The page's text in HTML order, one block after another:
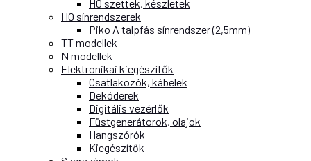
H0 szettek, készletek
H0 sínrendszerek
Piko A talpfás sínrendszer (2,5mm)
TT modellek
N modellek
Elektronikai kiegészítők
Csatlakozók, kábelek
Dekóderek
Digitális vezérlők
Füstgenerátorok, olajok
Hangszórók
Kiegészítők